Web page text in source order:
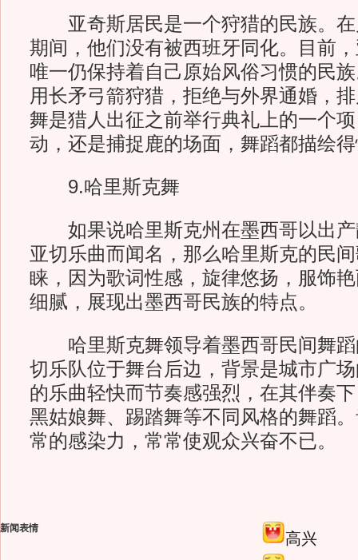
亚奇斯居民是一个狩猎的民族。在
期间，他们没有被西班牙同化。目前
唯一仍保持着自己原始风俗习惯的民
用长矛弓箭狩猎，拒绝与外界通婚，
舞是猎人出征之前举行典礼上的一个
动，还是捕捉鹿的场面，舞蹈都描绘
9.哈里斯克舞
如果说哈里斯克州在墨西哥以出产
亚切乐曲而闻名，那么哈里斯克的民
睐，因为歌词性感，旋律悠扬，服饰
细腻，展现出墨西哥民族的特点。
哈里斯克舞领导着墨西哥民间舞蹈
切乐队位于舞台后边，背景是城市广
的乐曲轻快而节奏感强烈，在其伴奏
黑姑娘舞、踢踏舞等不同风格的舞蹈
常的感染力，常常使观众兴奋不已。
新闻表情
高兴